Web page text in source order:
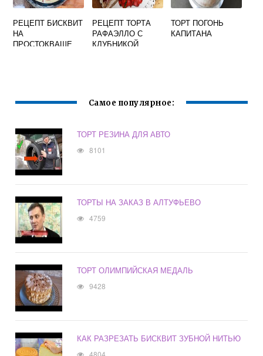
РЕЦЕПТ БИСКВИТ
НА
ПРОСТОКВАШЕ
РЕЦЕПТ ТОРТА
РАФАЭЛЛО С
КЛУБНИКОЙ
ТОРТ ПОГОНЬ
КАПИТАНА
Самое популярное:
ТОРТ РЕЗИНА ДЛЯ АВТО
8101
ТОРТЫ НА ЗАКАЗ В АЛТУФЬЕВО
4759
ТОРТ ОЛИМПИЙСКАЯ МЕДАЛЬ
9428
КАК РАЗРЕЗАТЬ БИСКВИТ ЗУБНОЙ НИТЬЮ